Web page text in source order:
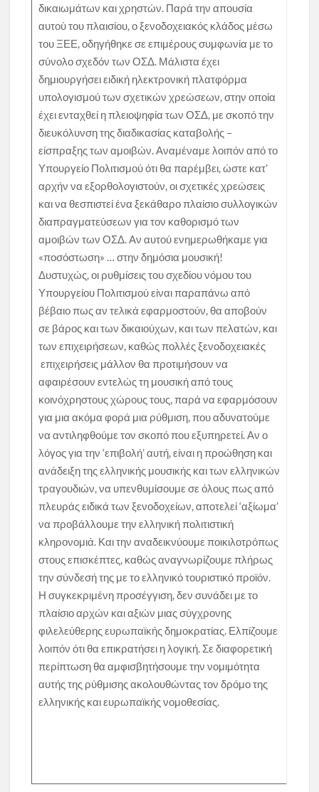
δικαιωμάτων και χρηστών. Παρά την απουσία
αυτού του πλαισίου, ο ξενοδοχειακός κλάδος μέσω
του ΞΕΕ, οδηγήθηκε σε επιμέρους συμφωνία με το
σύνολο σχεδόν των ΟΣΔ. Μάλιστα έχει
δημιουργήσει ειδική ηλεκτρονική πλατφόρμα
υπολογισμού των σχετικών χρεώσεων, στην οποία
έχει ενταχθεί η πλειοψηφία των ΟΣΔ, με σκοπό την
διευκόλυνση της διαδικασίας καταβολής –
είσπραξης των αμοιβών. Αναμέναμε λοιπόν από το
Υπουργείο Πολιτισμού ότι θα παρέμβει, ώστε κατ’
αρχήν να εξορθολογιστούν, οι σχετικές χρεώσεις
και να θεσπιστεί ένα ξεκάθαρο πλαίσιο συλλογικών
διαπραγματεύσεων για τον καθορισμό των
αμοιβών των ΟΣΔ. Αν αυτού ενημερωθήκαμε για
«ποσόστωση» … στην δημόσια μουσική!
Δυστυχώς, οι ρυθμίσεις του σχεδίου νόμου του
Υπουργείου Πολιτισμού είναι παραπάνω από
βέβαιο πως αν τελικά εφαρμοστούν, θα αποβούν
σε βάρος και των δικαιούχων, και των πελατών, και
των επιχειρήσεων, καθώς πολλές ξενοδοχειακές
επιχειρήσεις μάλλον θα προτιμήσουν να
αφαιρέσουν εντελώς τη μουσική από τους
κοινόχρηστους χώρους τους, παρά να εφαρμόσουν
για μια ακόμα φορά μια ρύθμιση, που αδυνατούμε
να αντιληφθούμε τον σκοπό που εξυπηρετεί. Αν ο
λόγος για την ‘επιβολή’ αυτή, είναι η προώθηση και
ανάδειξη της ελληνικής μουσικής και των ελληνικών
τραγουδιών, να υπενθυμίσουμε σε όλους πως από
πλευράς ειδικά των ξενοδοχείων, αποτελεί ‘αξίωμα’
να προβάλλουμε την ελληνική πολιτιστική
κληρονομιά. Και την αναδεικνύουμε ποικιλοτρόπως
στους επισκέπτες, καθώς αναγνωρίζουμε πλήρως
την σύνδεσή της με το ελληνικό τουριστικό προϊόν.
Η συγκεκριμένη προσέγγιση, δεν συνάδει με το
πλαίσιο αρχών και αξιών μιας σύγχρονης
φιλελεύθερης ευρωπαϊκής δημοκρατίας. Ελπίζουμε
λοιπόν ότι θα επικρατήσει η λογική. Σε διαφορετική
περίπτωση θα αμφισβητήσουμε την νομιμότητα
αυτής της ρύθμισης ακολουθώντας τον δρόμο της
ελληνικής και ευρωπαϊκής νομοθεσίας.